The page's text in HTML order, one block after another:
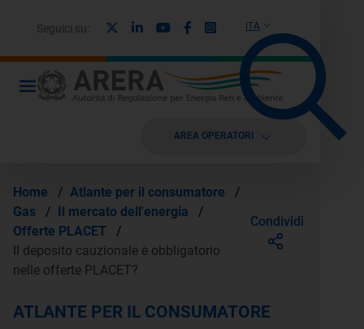
ITA
Seguici su: LinkedinYoutubeFacebook
Instagram
AREA OPERATORI
Home / Atlante per il consumatore
/
Gas
/ Il mercato dell'energia
/
Offerte PLACET
/
Il deposito cauzionale è obbligatorio
nelle offerte PLACET?
Condividi
ATLANTE PER IL CONSUMATORE